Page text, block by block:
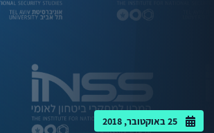
25 באוקטובר, 2018